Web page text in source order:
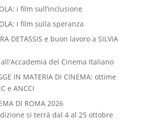
i film sull’inclusione
i film sulla speranza
DETASSIS e buon lavoro a SILVIA
del Cinema Italiano
IN MATERIA DI CINEMA: ottime
e ANCCI
DI ROMA 2026
si terrà dal 4 al 25 ottobre